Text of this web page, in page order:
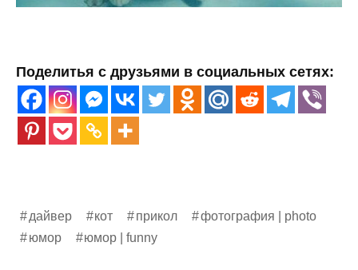
Поделитья с друзьями в социальных сетях:
дайвер кот прикол
фотография | photo
юмор
юмор | funny